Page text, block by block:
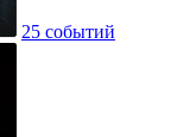
25 событий